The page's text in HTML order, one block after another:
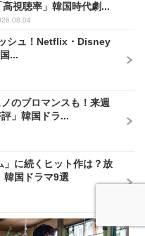
高視聴率」韓国時代劇...
シュ！Netflix・Disney
...
のブロマンスも！来週
」韓国ドラ...
」に続くヒット作は？放
韓国ドラマ9選